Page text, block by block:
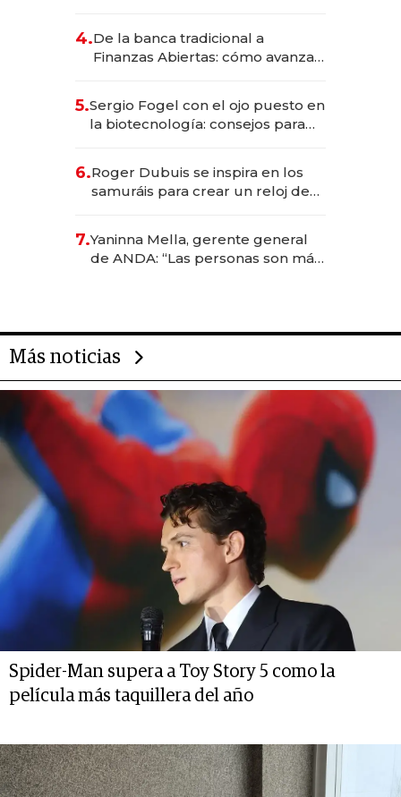
4.De la banca tradicional a
Finanzas Abiertas: cómo avanza
5.Sergio Fogel con el ojo puesto en
la biotecnología: consejos para
6.Roger Dubuis se inspira en los
samuráis para crear un reloj de
7.Yaninna Mella, gerente general
de ANDA: “Las personas son más
Más noticias
Spider-Man supera a Toy Story 5 como la
película más taquillera del año